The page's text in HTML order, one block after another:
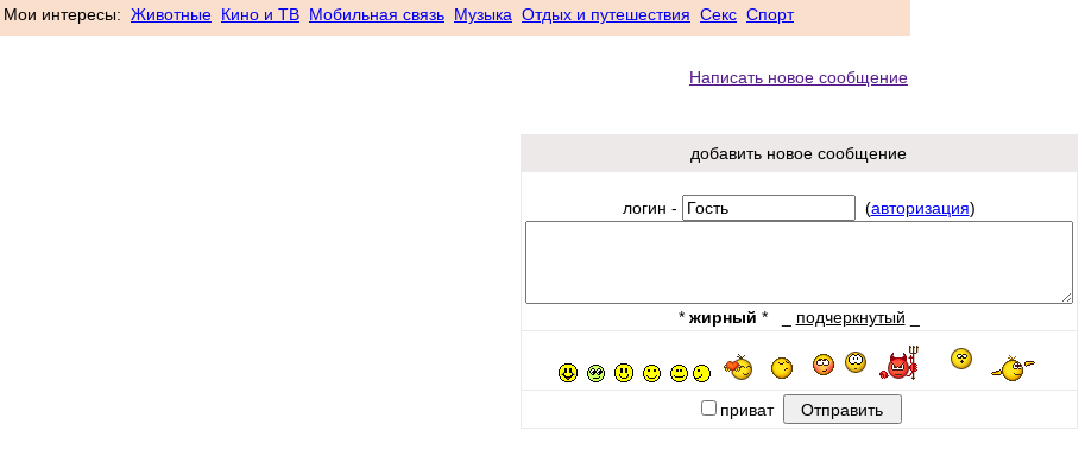
Мои интересы: Животные Кино и ТВ Мобильная связь Музыка Отдых и путешествия Секс Спорт
Написать новое сообщение
добавить новое сообщение
логин - (авторизация)
* жирный * подчеркнутый
приват